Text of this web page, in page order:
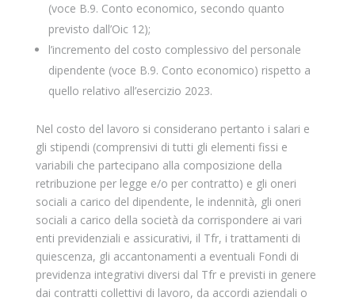
(voce B.9. Conto economico, secondo quanto
previsto dall’Oic 12);
l’incremento del costo complessivo del personale
dipendente (voce B.9. Conto economico) rispetto a
quello relativo all’esercizio 2023.
Nel costo del lavoro si considerano pertanto i salari e
gli stipendi (comprensivi di tutti gli elementi fissi e
variabili che partecipano alla composizione della
retribuzione per legge e/o per contratto) e gli oneri
sociali a carico del dipendente, le indennità, gli oneri
sociali a carico della società da corrispondere ai vari
enti previdenziali e assicurativi, il Tfr, i trattamenti di
quiescenza, gli accantonamenti a eventuali Fondi di
previdenza integrativi diversi dal Tfr e previsti in genere
dai contratti collettivi di lavoro, da accordi aziendali o